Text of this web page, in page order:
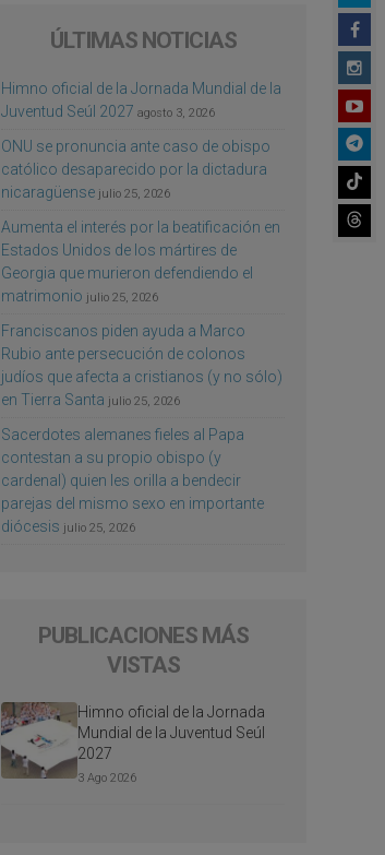
ÚLTIMAS NOTICIAS
Himno oficial de la Jornada Mundial de la
Juventud Seúl 2027 agosto 3, 2026
ONU se pronuncia ante caso de obispo
católico desaparecido por la dictadura
nicaragüense julio 25, 2026
Aumenta el interés por la beatificación en
Estados Unidos de los mártires de
Georgia que murieron defendiendo el
matrimonio julio 25, 2026
Franciscanos piden ayuda a Marco
Rubio ante persecución de colonos
judíos que afecta a cristianos (y no sólo)
en Tierra Santa julio 25, 2026
Sacerdotes alemanes fieles al Papa
contestan a su propio obispo (y
cardenal) quien les orilla a bendecir
parejas del mismo sexo en importante
diócesis julio 25, 2026
PUBLICACIONES MÁS
VISTAS
Himno oficial de la Jornada
Mundial de la Juventud Seúl
2027
3 Ago 2026